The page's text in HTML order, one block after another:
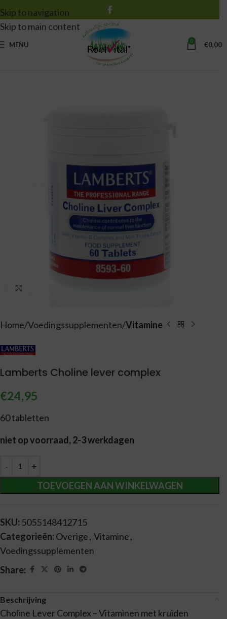
Skip to navigation
Skip to main content
MENU 0 €0,00
Home Voedingssupplementen Vitamine
Lamberts Choline lever complex
€24,95
60 tabletten
niet op voorraad, 2-3 werkdagen
TOEVOEGEN AAN WINKELWAGEN
Alternative:
SKU: 5055148412715
Categorieën: Overige, Vitamine,
Voedingssupplementen
Share:
Beschrijving
Choline Lever Complex – Vitaminen met kruiden